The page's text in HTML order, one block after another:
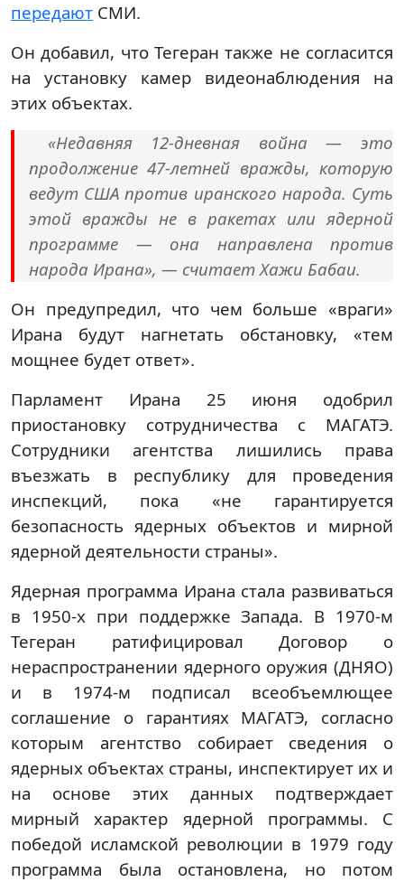
передают СМИ.
Он добавил, что Тегеран также не согласится
на установку камер видеонаблюдения на
этих объектах.
«Недавняя 12-дневная война — это
продолжение 47-летней вражды, которую
ведут США против иранского народа. Суть
этой вражды не в ракетах или ядерной
программе — она направлена против
народа Ирана», — считает Хажи Бабаи.
Он предупредил, что чем больше «враги»
Ирана будут нагнетать обстановку, «тем
мощнее будет ответ».
Парламент Ирана 25 июня одобрил
приостановку сотрудничества с МАГАТЭ.
Сотрудники агентства лишились права
въезжать в республику для проведения
инспекций, пока «не гарантируется
безопасность ядерных объектов и мирной
ядерной деятельности страны».
Ядерная программа Ирана стала развиваться
в 1950-х при поддержке Запада. В 1970-м
Тегеран ратифицировал Договор о
нераспространении ядерного оружия (ДНЯО)
и в 1974-м подписал всеобъемлющее
соглашение о гарантиях МАГАТЭ, согласно
которым агентство собирает сведения о
ядерных объектах страны, инспектирует их и
на основе этих данных подтверждает
мирный характер ядерной программы. С
победой исламской революции в 1979 году
программа была остановлена, но потом